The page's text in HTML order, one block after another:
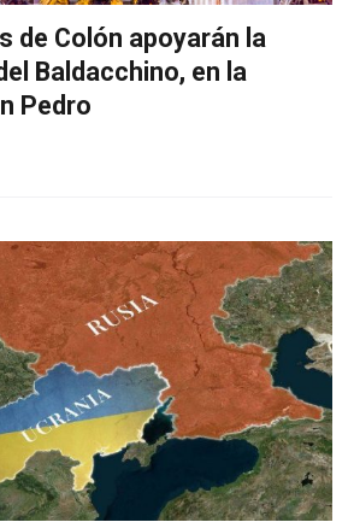
de Colón apoyarán la
Baldacchino, en la
Pedro